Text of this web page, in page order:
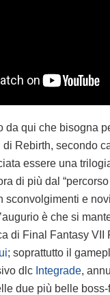
da qui che bisogna
di Rebirth, secondo
essere una
di più dal
sconvolgimenti e
è che si
di Final Fantasy VII
; soprattutto il
dlc Integrade,
due più belle